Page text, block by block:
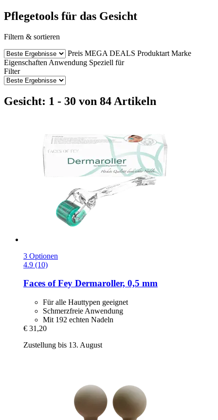
Pflegetools für das Gesicht
Filtern & sortieren
Preis MEGA DEALS Produktart Marke
Eigenschaften Anwendung Speziell für
Filter
Gesicht: 1 - 30 von 84 Artikeln
3 Optionen
4.9 (10)
Faces of Fey Dermaroller, 0,5 mm
Für alle Hauttypen geeignet
Schmerzfreie Anwendung
Mit 192 echten Nadeln
€ 31,20
Zustellung bis 13. August